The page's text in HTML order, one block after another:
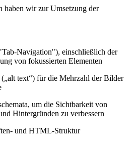
haben wir zur Umsetzung der
Navigation"), einschließlich der
von fokussierten Elementen
text“) für die Mehrzahl der Bilder
um die Sichtbarkeit von
Hintergründen zu verbessern
und HTML-Struktur